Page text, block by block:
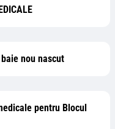
nou nascut
pentru Blocul